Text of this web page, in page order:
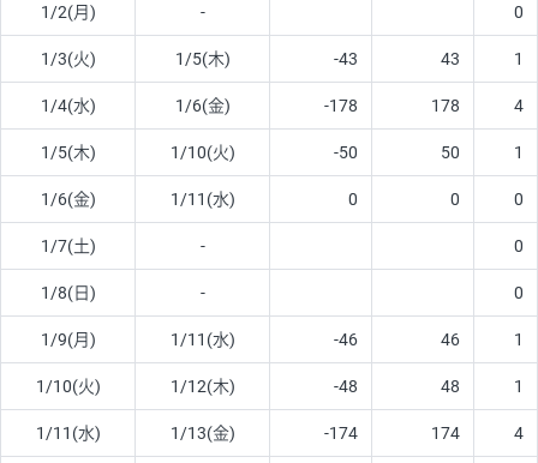
1/2(月) - 0
1/3(火) 1/5(木) -43 43 1
1/4(水) 1/6(金) -178 178 4
1/5(木) 1/10(火) -50 50 1
1/6(金) 1/11(水) 0 0 0
1/7(土) - 0
1/8(日) - 0
1/9(月) 1/11(水) -46 46 1
1/10(火) 1/12(木) -48 48 1
1/11(水) 1/13(金) -174 174 4